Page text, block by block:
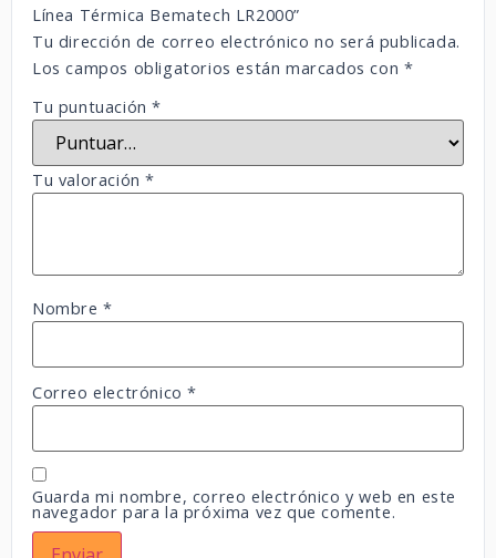
Línea Térmica Bematech LR2000”
Tu dirección de correo electrónico no será publicada.
Los campos obligatorios están marcados con *
Tu puntuación*
Tu valoración*
Nombre*
Correo electrónico*
Guarda mi nombre, correo electrónico y web en este
navegador para la próxima vez que comente.